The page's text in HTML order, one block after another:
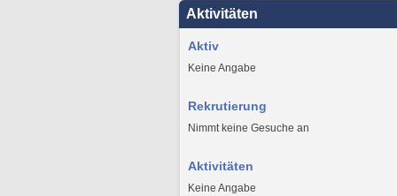
Aktivitäten
Aktiv
Keine Angabe
Rekrutierung
Nimmt keine Gesuche an
Aktivitäten
Keine Angabe